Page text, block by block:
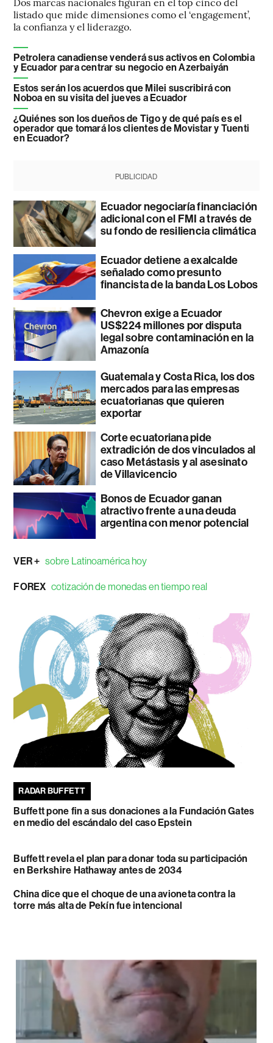
listado que mide dimensiones como el ‘engagement’,
la confianza y el liderazgo.
Petrolera canadiense venderá sus activos en Colombia
y Ecuador para centrar su negocio en Azerbaiyán
Estos serán los acuerdos que Milei suscribirá con
Noboa en su visita del jueves a Ecuador
¿Quiénes son los dueños de Tigo y de qué país es el
operador que tomará los clientes de Movistar y Tuenti
en Ecuador?
PUBLICIDAD
Ecuador negociaría financiación
adicional con el FMI a través de
su fondo de resiliencia climática
Ecuador detiene a exalcalde
señalado como presunto
financista de la banda Los Lobos
Chevron exige a Ecuador
US$224 millones por disputa
legal sobre contaminación en la
Amazonía
Guatemala y Costa Rica, los dos
mercados para las empresas
ecuatorianas que quieren
exportar
Corte ecuatoriana pide
extradición de dos vinculados al
caso Metástasis y al asesinato
de Villavicencio
Bonos de Ecuador ganan
atractivo frente a una deuda
argentina con menor potencial
VER + sobre Latinoamérica hoy
FOREX cotización de monedas en tiempo real
RADAR BUFFETT
Buffett pone fin a sus donaciones a la Fundación Gates
en medio del escándalo del caso Epstein
Buffett revela el plan para donar toda su participación
en Berkshire Hathaway antes de 2034
China dice que el choque de una avioneta contra la
torre más alta de Pekín fue intencional